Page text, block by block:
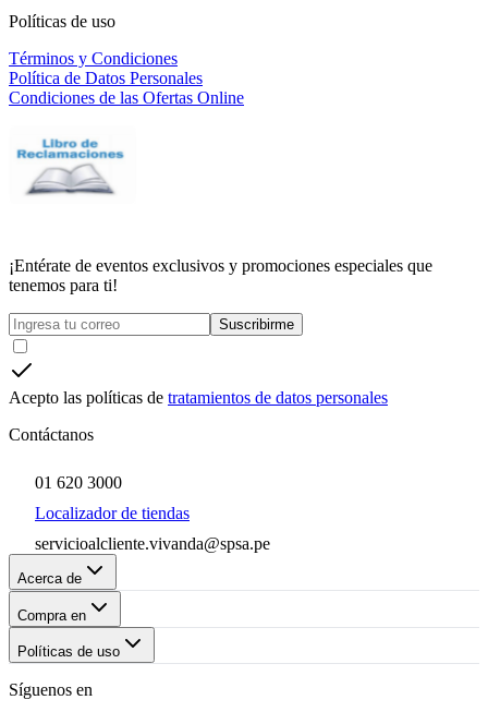
Políticas de uso
Términos y Condiciones
Política de Datos Personales
Condiciones de las Ofertas Online
¡Entérate de eventos exclusivos y promociones especiales que
tenemos para ti!
Suscribirme
Acepto las políticas de tratamientos de datos personales
Contáctanos
01 620 3000
Localizador de tiendas
servicioalcliente.vivanda@spsa.pe
Acerca de
Compra en
Políticas de uso
Síguenos en